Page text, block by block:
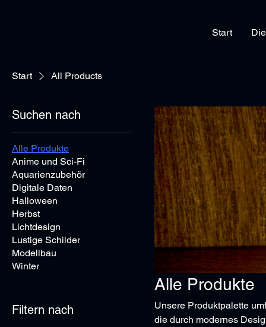
Start
Start All Products
Suchen nach
Alle Produkte
Anime und Sci-Fi
Aquarienzubehör
Digitale Daten
Halloween
Herbst
Lichtdesign
Lustige Schilder
Modellbau
Winter
Filtern nach
Alle Produkte
Unsere Produktpalette
die durch modernes